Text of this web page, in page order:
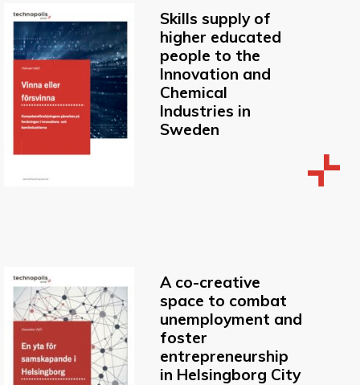
Skills supply of
higher educated
people to the
Innovation and
Chemical
Industries in
Sweden
A co-creative
space to combat
unemployment and
foster
entrepreneurship
in Helsingborg City